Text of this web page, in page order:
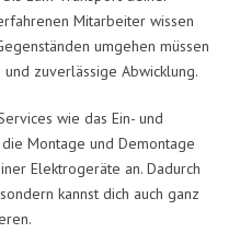
Mitarbeiter wissen
umgehen müssen
zuverlässige Abwicklung.
wie das Ein- und
Montage und Demontage
Elektrogeräte an. Dadurch
kannst dich auch ganz